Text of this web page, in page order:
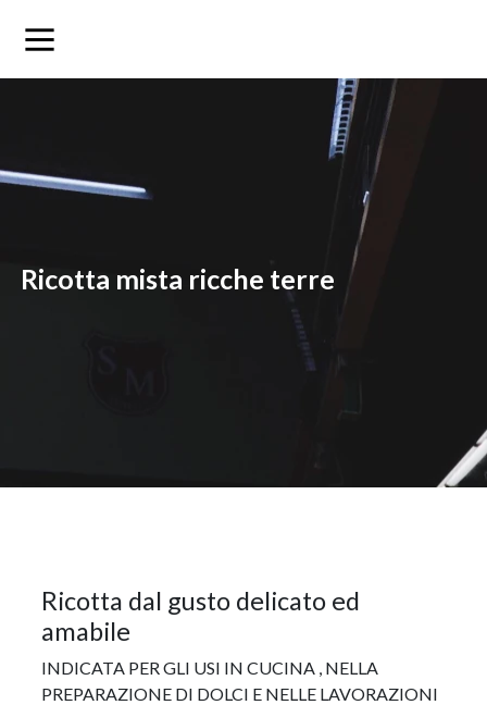
ricotta mista ricche terre
ricotta dal gusto delicato ed
amabile
INDICATA PER GLI USI IN CUCINA , NELLA
PREPARAZIONE DI DOLCI E NELLE LAVORAZIONI